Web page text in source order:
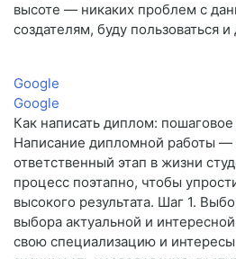
высоте — никаких проблем с
создателям, буду пользоваться
Google
Google
Как написать диплом: пошаговое
Написание дипломной работы —
ответственный этап в жизни
процесс поэтапно, чтобы
высокого результата. Шаг 1.
выбора актуальной и
свою специализацию и